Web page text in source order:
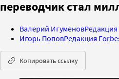
переводчик стал
Валерий Игуменов
Игорь ПоповРедакция
Копировать ссылку